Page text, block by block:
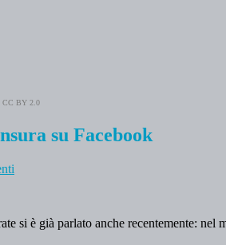
CC BY 2.0
su Facebook
si è già parlato anche recentemente: